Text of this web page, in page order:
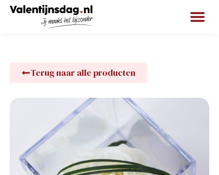
Terug naar alle producten